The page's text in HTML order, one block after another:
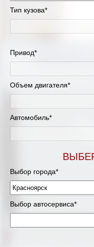
Тип кузова*
Привод*
Объем двигателя*
Автомобиль*
Выбор города*
Выбор автосервиса*